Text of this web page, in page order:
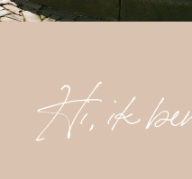
Hi, ik